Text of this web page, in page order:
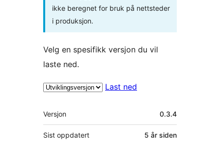
ikke beregnet for bruk på nettsteder
i produksjon.
Velg en spesifikk versjon du vil
laste ned.
Last ned
Meta
Versjon 0.3.4
Sist oppdatert 5 år siden